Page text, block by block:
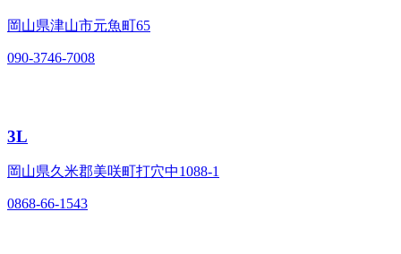
岡山県津山市元魚町65
090-3746-7008
3L
岡山県久米郡美咲町打穴中1088-1
0868-66-1543